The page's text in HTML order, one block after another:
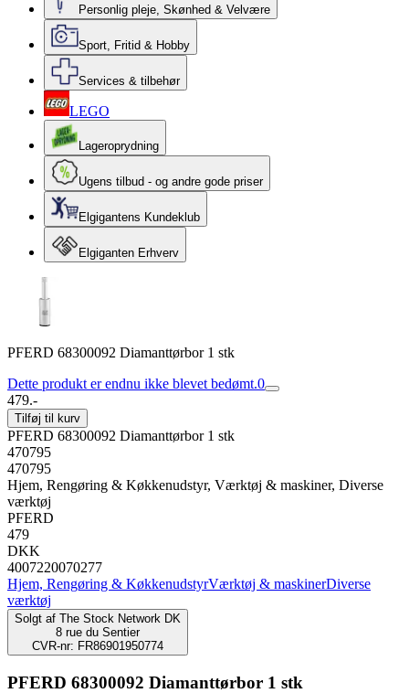
Personlig pleje, Skønhed & Velvære
Sport, Fritid & Hobby
Services & tilbehør
LEGO
Lageroprydning
Ugens tilbud - og andre gode priser
Elgigantens Kundeklub
Elgiganten Erhverv
PFERD 68300092 Diamanttørbor 1 stk
Dette produkt er endnu ikke blevet bedømt.0
479.-
Tilføj til kurv
PFERD 68300092 Diamanttørbor 1 stk
470795
470795
Hjem, Rengøring & Køkkenudstyr, Værktøj & maskiner, Diverse
værktøj
PFERD
479
DKK
4007220070277
Hjem, Rengøring & KøkkenudstyrVærktøj & maskinerDiverse
værktøj
Solgt af The Stock Network DK
8 rue du Sentier
CVR-nr: FR86901950774
PFERD 68300092 Diamanttørbor 1 stk